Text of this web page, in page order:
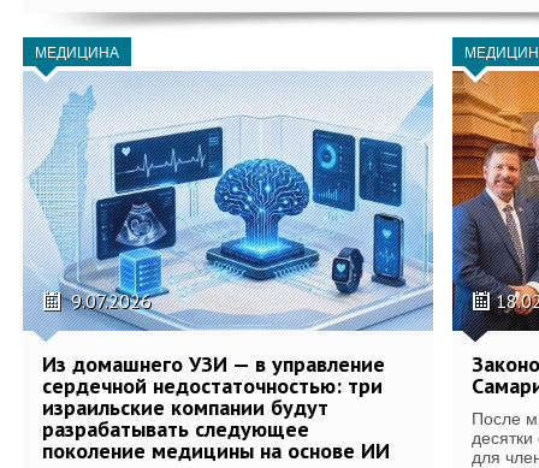
МЕДИЦИНА
9.07.2026
Из домашнего УЗИ — в управление
сердечной недостаточностью: три
израильские компании будут
разрабатывать следующее
поколение медицины на основе ИИ
После
для